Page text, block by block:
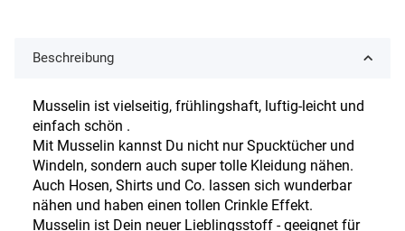
Beschreibung
Musselin ist vielseitig, frühlingshaft, luftig-leicht und
einfach schön .
Mit Musselin kannst Du nicht nur Spucktücher und
Windeln, sondern auch super tolle Kleidung nähen.
Auch Hosen, Shirts und Co. lassen sich wunderbar
nähen und haben einen tollen Crinkle Effekt.
Musselin ist Dein neuer Lieblingsstoff - geeignet für